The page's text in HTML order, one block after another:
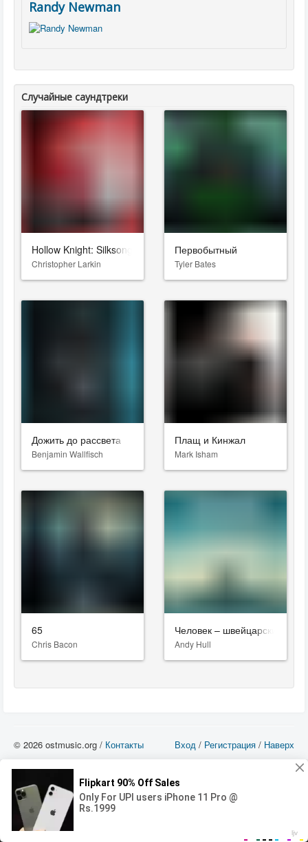
00:00
Randy Newman
Случайные саундтреки
Hollow Knight: Silksong
Christopher Larkin
Первобытный
Tyler Bates
Дожить до рассвета
Benjamin Wallfisch
Плащ и Кинжал
Mark Isham
65
Chris Bacon
Человек – швейцарский нож
Andy Hull
Вход / Регистрация / Наверх
© 2026 ostmusic.org / Контакты
можете использовать такие материалы только в том в случае, если
использование производится с ознакомительными целями - для прочих целей
вы должны приобрести лицензионную запись.